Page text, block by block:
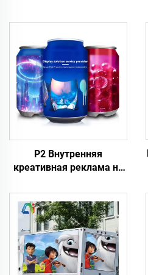
P2 Внутренняя
креативная реклама на
винной бутылки, HD
гибкое цифровое табло
высокого качества
креативного
отображения для
рекламы